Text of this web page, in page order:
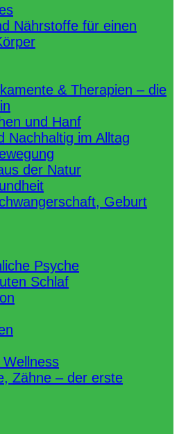
Nährstoffe für einen
& Therapien – die
und Hanf
Nachhaltig im Alltag
der Natur
Geburt
Psyche
Schlaf
Zähne – der erste